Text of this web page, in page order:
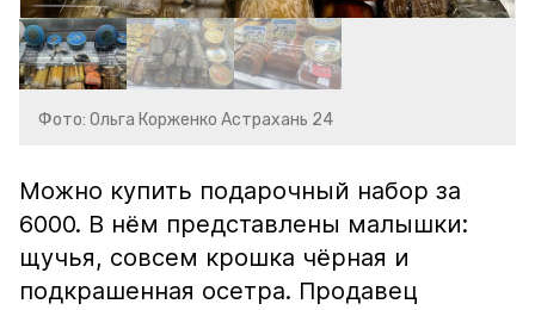
Фото: Ольга Корженко Астрахань 24
Можно купить подарочный набор за
6000. В нём представлены малышки:
щучья, совсем крошка чёрная и
подкрашенная осетра. Продавец